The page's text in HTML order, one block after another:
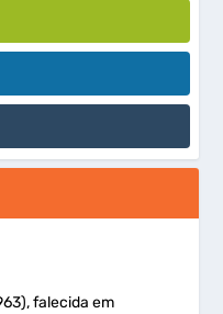
falecida em